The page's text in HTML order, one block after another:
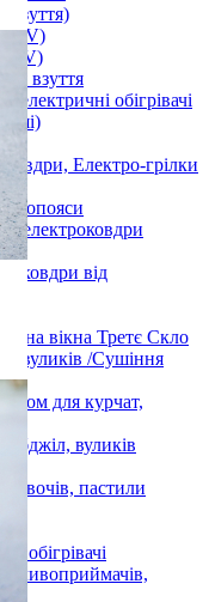
взуття)
5 V)
5 V)
взуття
електричні обігрівачі
Електро-грілки
електроковдри
ковдри від
на вікна Третє Скло
вуликів /Сушіння
для курчат,
бджіл, вуликів
овочів, пастили
обігрівачі
зливоприймачів,